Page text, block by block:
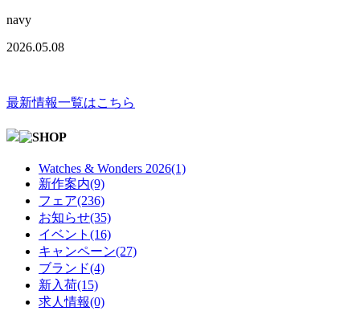
navy
2026.05.08
最新情報一覧はこちら
Watches & Wonders 2026(1)
新作案内(9)
フェア(236)
お知らせ(35)
イベント(16)
キャンペーン(27)
ブランド(4)
新入荷(15)
求人情報(0)